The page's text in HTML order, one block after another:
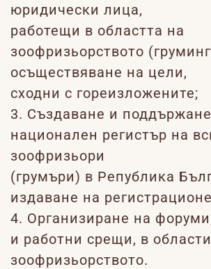
юридически лица,
работещи в областта на
зоофризьорството
осъществяване на цели,
сходни с гореизложените;
3. Създаване и
национален регистър на
зоофризьори
(грумъри) в Република
издаване на
4. Организиране на
и работни срещи, в
зоофризьорството.